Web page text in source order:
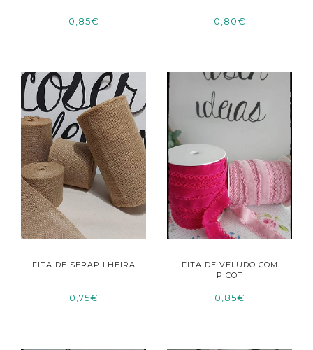
0,85€ 0,80€
FITA DE SERAPILHEIRA
0,75€
FITA DE VELUDO COM
PICOT
0,85€